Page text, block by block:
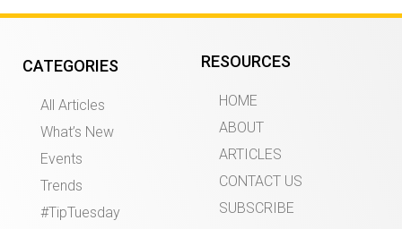
CATEGORIES
All Articles
What’s New
Events
Trends
#TipTuesday
RESOURCES
HOME
ABOUT
ARTICLES
CONTACT US
SUBSCRIBE